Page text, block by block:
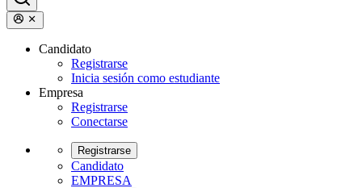
Candidato
Registrarse
Inicia sesión como estudiante
Empresa
Registrarse
Conectarse
Registrarse
Candidato
EMPRESA